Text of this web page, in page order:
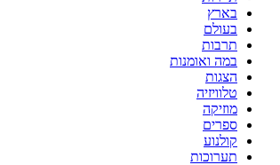
בארץ
בעולם
תרבות
במה ואומנות
הצגות
טלוויזיה
מוזיקה
ספרים
קולנוע
תערוכות